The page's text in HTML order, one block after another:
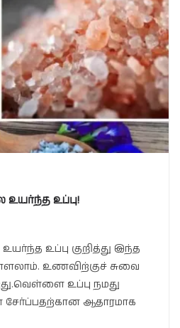
உயர்ந்த உப்பு!
உப்பு குறித்து இந்த
உணவிற்குச் சுவை
உப்பு நமது
ஆதாரமாக